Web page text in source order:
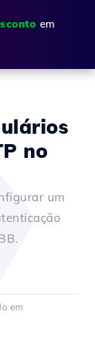
em
no
um
em